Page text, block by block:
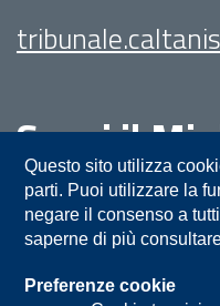
Segui il
Giustizia
Questo sito utilizza
parti. Puoi utilizzare la
negare il consenso a
saperne di più
Preferenze cookie